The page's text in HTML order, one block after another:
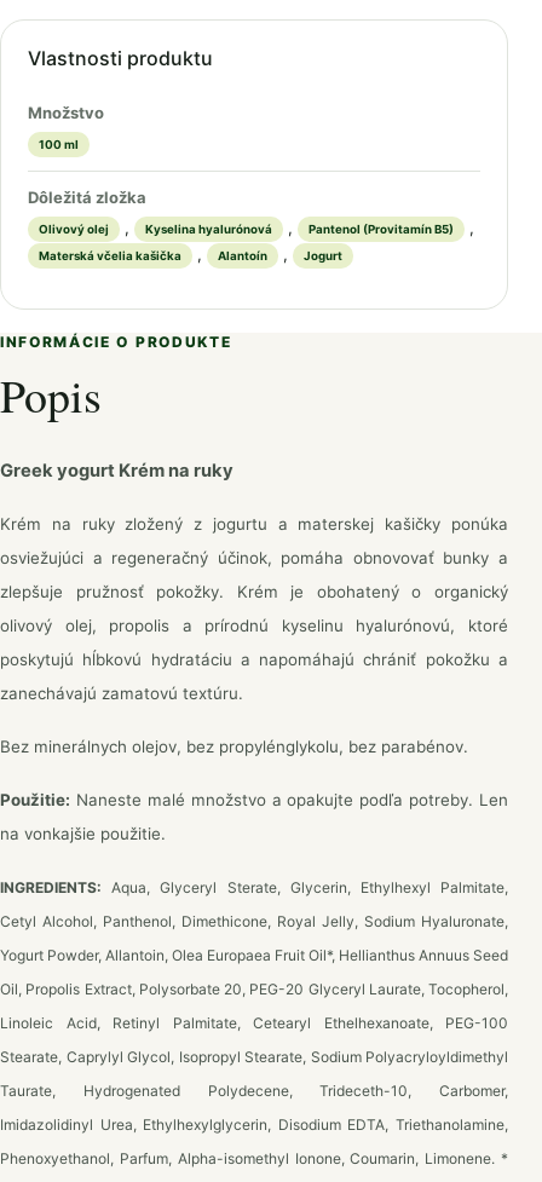
Vlastnosti produktu
Množstvo
100 ml
Dôležitá zložka
Olivový olej , Kyselina hyalurónová , Pantenol (Provitamín B5) ,
Materská včelia kašička , Alantoín , Jogurt
INFORMÁCIE O PRODUKTE
Popis
Greek yogurt Krém na ruky
Krém na ruky zložený z jogurtu a materskej kašičky ponúka
osviežujúci a regeneračný účinok, pomáha obnovovať bunky a
zlepšuje pružnosť pokožky. Krém je obohatený o organický
olivový olej, propolis a prírodnú kyselinu hyalurónovú, ktoré
poskytujú hĺbkovú hydratáciu a napomáhajú chrániť pokožku a
zanechávajú zamatovú textúru.
Bez minerálnych olejov, bez propylénglykolu, bez parabénov.
Použitie: Naneste malé množstvo a opakujte podľa potreby. Len
na vonkajšie použitie.
INGREDIENTS: Aqua, Glyceryl Sterate, Glycerin, Ethylhexyl Palmitate,
Cetyl Alcohol, Panthenol, Dimethicone, Royal Jelly, Sodium Hyaluronate,
Yogurt Powder, Allantoin, Olea Europaea Fruit Oil*, Hellianthus Annuus Seed
Oil, Propolis Extract, Polysorbate 20, PEG-20 Glyceryl Laurate, Tocopherol,
Linoleic Acid, Retinyl Palmitate, Cetearyl Ethelhexanoate, PEG-100
Stearate, Caprylyl Glycol, Isopropyl Stearate, Sodium Polyacryloyldimethyl
Taurate, Hydrogenated Polydecene, Trideceth-10, Carbomer,
Imidazolidinyl Urea, Ethylhexylglycerin, Disodium EDTA, Triethanolamine,
Phenoxyethanol, Parfum, Alpha-isomethyl Ionone, Coumarin, Limonene. *